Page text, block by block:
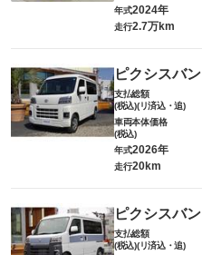
年式2024年
走行2.7万km
ピクシスバン
支払総額
(税込)(リ済込・追)
車両本体価格
(税込)
年式2026年
走行20km
ピクシスバン
支払総額
(税込)(リ済込・追)